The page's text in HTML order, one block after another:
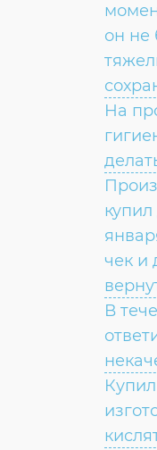
он не
На
чек и
В